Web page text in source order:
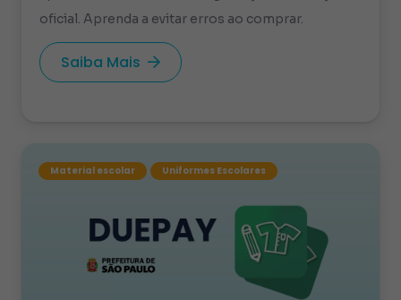
oficial. Aprenda a evitar erros ao comprar.
Saiba Mais
Material escolar Uniformes Escolares